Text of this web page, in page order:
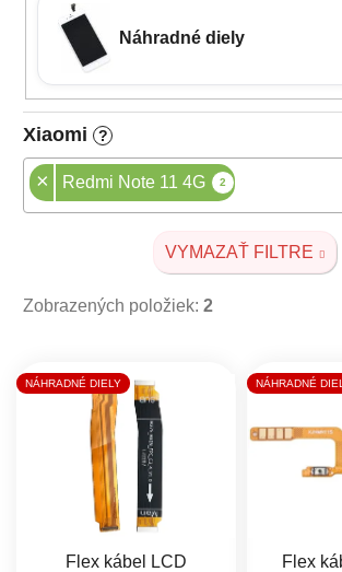
Náhradné diely
Xiaomi ?
× Redmi Note 11 4G 2
VYMAZAŤ FILTRE
Zobrazených položiek: 2
Výpis produktov
NÁHRADNÉ DIELY
Flex kábel LCD
NÁHRADNÉ
Flex